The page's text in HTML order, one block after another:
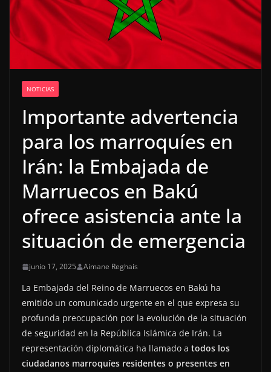
NOTICIAS
Importante advertencia
para los marroquíes en
Irán: la Embajada de
Marruecos en Bakú
ofrece asistencia ante la
situación de emergencia
junio 17, 2025 Aimane Reghais
La Embajada del Reino de Marruecos en Bakú ha
emitido un comunicado urgente en el que expresa su
profunda preocupación por la evolución de la situación
de seguridad en la República Islámica de Irán. La
representación diplomática ha llamado a todos los
ciudadanos marroquíes residentes o presentes en